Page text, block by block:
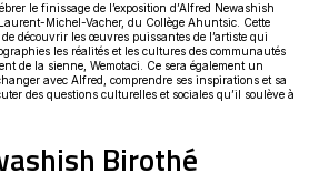
le finissage de l’exposition d’Alfred Newashish
Michel-Vacher, du Collège Ahuntsic. Cette
découvrir les œuvres puissantes de l’artiste qui
les réalités et les cultures des communautés
de la sienne, Wemotaci. Ce sera également un
avec Alfred, comprendre ses inspirations et sa
des questions culturelles et sociales qu’il soulève à
Birothé